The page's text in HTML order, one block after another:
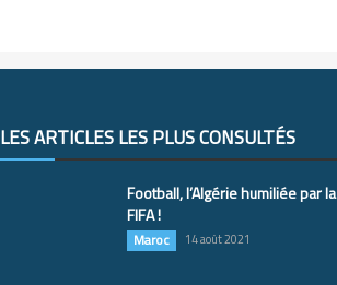
LES ARTICLES LES PLUS CONSULTÉS
Football, l’Algérie humiliée par la
FIFA !
Maroc 14 août 2021